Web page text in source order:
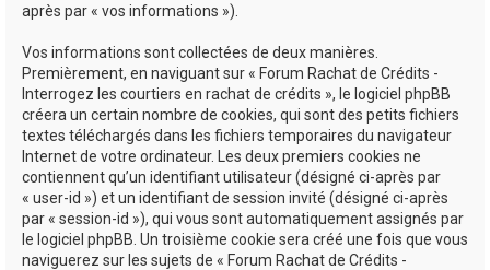
après par « vos informations »).
Vos informations sont collectées de deux manières.
Premièrement, en naviguant sur « Forum Rachat de Crédits -
Interrogez les courtiers en rachat de crédits », le logiciel phpBB
créera un certain nombre de cookies, qui sont des petits fichiers
textes téléchargés dans les fichiers temporaires du navigateur
Internet de votre ordinateur. Les deux premiers cookies ne
contiennent qu’un identifiant utilisateur (désigné ci-après par
« user-id ») et un identifiant de session invité (désigné ci-après
par « session-id »), qui vous sont automatiquement assignés par
le logiciel phpBB. Un troisième cookie sera créé une fois que vous
naviguerez sur les sujets de « Forum Rachat de Crédits -